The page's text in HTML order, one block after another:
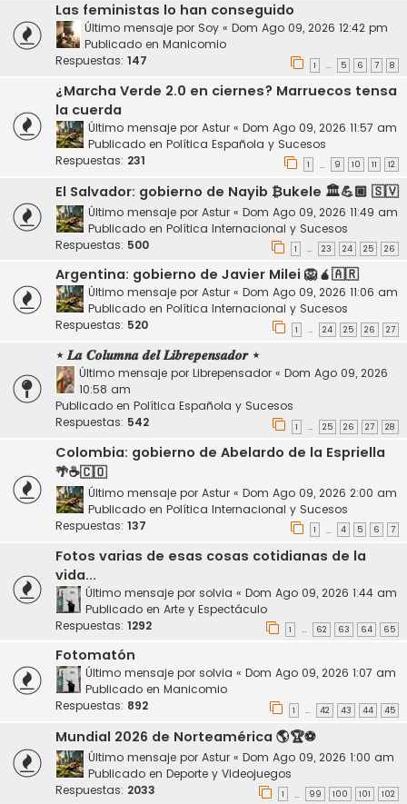
Las feministas lo han conseguido
Último mensaje por Soy « Dom Ago 09, 2026 12:42 pm
Publicado en Manicomio
Respuestas: 147 1 … 5 6 7 8
¿Marcha Verde 2.0 en ciernes? Marruecos tensa
la cuerda
Último mensaje por Astur « Dom Ago 09, 2026 11:57 am
Publicado en Política Española y Sucesos
Respuestas: 231 1 … 9 10 11 12
El Salvador: gobierno de Nayib ₿ukele 🏛️💪🏼 🇸🇻
Último mensaje por Astur « Dom Ago 09, 2026 11:49 am
Publicado en Política Internacional y Sucesos
Respuestas: 500 1 … 23 24 25 26
Argentina: gobierno de Javier Milei 🦁🧉🇦🇷
Último mensaje por Astur « Dom Ago 09, 2026 11:06 am
Publicado en Política Internacional y Sucesos
Respuestas: 520 1 … 24 25 26 27
⋆ 𝑳𝒂 𝑪𝒐𝒍𝒖𝒎𝒏𝒂 𝒅𝒆𝒍 𝑳𝒊𝒃𝒓𝒆𝒑𝒆𝒏𝒔𝒂𝒅𝒐𝒓 ⋆
Último mensaje por Librepensador « Dom Ago 09, 2026
10:58 am
Publicado en Política Española y Sucesos
Respuestas: 542 1 … 25 26 27 28
Colombia: gobierno de Abelardo de la Espriella
🌴☕🇨🇴
Último mensaje por Astur « Dom Ago 09, 2026 2:00 am
Publicado en Política Internacional y Sucesos
Respuestas: 137 1 … 4 5 6 7
Fotos varias de esas cosas cotidianas de la
vida...
Último mensaje por solvia « Dom Ago 09, 2026 1:44 am
Publicado en Arte y Espectáculo
Respuestas: 1292 1 … 62 63 64 65
Fotomatón
Último mensaje por solvia « Dom Ago 09, 2026 1:07 am
Publicado en Manicomio
Respuestas: 892 1 … 42 43 44 45
Mundial 2026 de Norteamérica 🌎🏆⚽
Último mensaje por Astur « Dom Ago 09, 2026 1:00 am
Publicado en Deporte y Videojuegos
Respuestas: 2033 1 … 99 100 101 102